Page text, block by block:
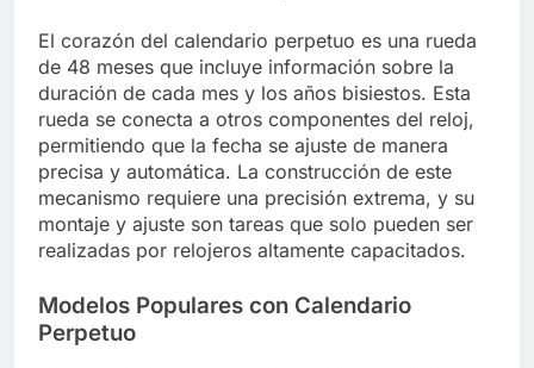
El corazón del calendario perpetuo es una rueda
de 48 meses que incluye información sobre la
duración de cada mes y los años bisiestos. Esta
rueda se conecta a otros componentes del reloj,
permitiendo que la fecha se ajuste de manera
precisa y automática. La construcción de este
mecanismo requiere una precisión extrema, y su
montaje y ajuste son tareas que solo pueden ser
realizadas por relojeros altamente capacitados.
Modelos Populares con Calendario
Perpetuo